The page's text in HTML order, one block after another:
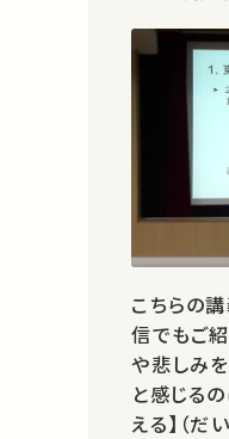
こちらの
信でもご
や悲しみ
と感じる
える】（だ